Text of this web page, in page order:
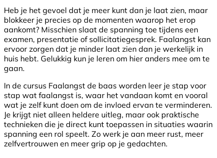
Heb je het gevoel dat je meer kunt dan je laat zien, maar
blokkeer je precies op de momenten waarop het erop
aankomt? Misschien slaat de spanning toe tijdens een
examen, presentatie of sollicitatiegesprek. Faalangst kan
ervoor zorgen dat je minder laat zien dan je werkelijk in
huis hebt. Gelukkig kun je leren om hier anders mee om te
gaan.
In de cursus Faalangst de baas worden leer je stap voor
stap wat faalangst is, waar het vandaan komt en vooral
wat je zelf kunt doen om de invloed ervan te verminderen.
Je krijgt niet alleen heldere uitleg, maar ook praktische
technieken die je direct kunt toepassen in situaties waarin
spanning een rol speelt. Zo werk je aan meer rust, meer
zelfvertrouwen en meer grip op je gedachten.